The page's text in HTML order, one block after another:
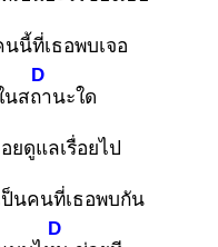
นี้ที่เธอพบเจอ
นสถา
D
นะใด
ยดูแลเรื่อยไป
นคนที่เธอพบกัน
D